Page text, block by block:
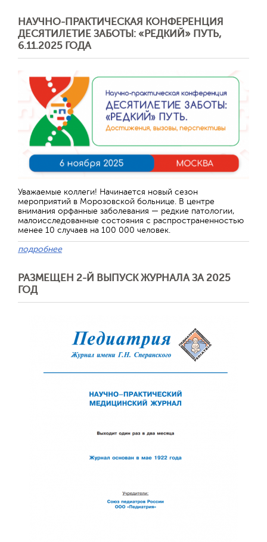
НАУЧНО-ПРАКТИЧЕСКАЯ КОНФЕРЕНЦИЯ
ДЕСЯТИЛЕТИЕ ЗАБОТЫ: «РЕДКИЙ» ПУТЬ,
6.11.2025 ГОДА
Уважаемые коллеги! Начинается новый сезон
мероприятий в Морозовской больнице. В центре
внимания орфанные заболевания — редкие патологии,
малоисследованные состояния с распространенностью
менее 10 случаев на 100 000 человек.
подробнее
РАЗМЕЩЕН 2-Й ВЫПУСК ЖУРНАЛА ЗА 2025
ГОД